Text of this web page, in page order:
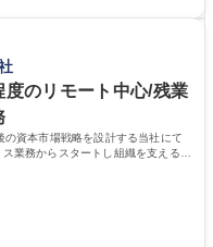
や気候変動による自然災害の
重要性が高まっています。
会の実現に貢献してまいりま
資格：
のリモート中心/残業
資本市場戦略を設計する当社にて
業務からスタートし組織を支える専